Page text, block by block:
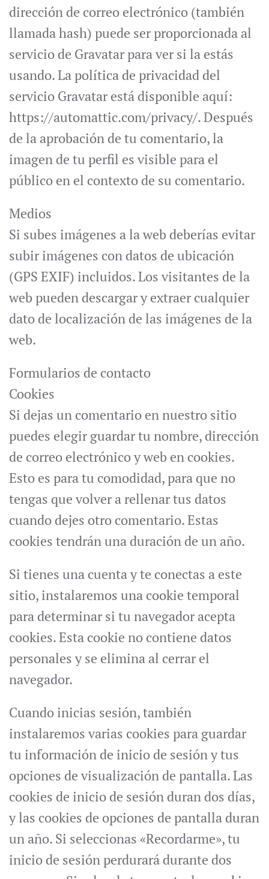
dirección de correo electrónico (también
llamada hash) puede ser proporcionada al
servicio de Gravatar para ver si la estás
usando. La política de privacidad del
servicio Gravatar está disponible aquí:
https://automattic.com/privacy/. Después
de la aprobación de tu comentario, la
imagen de tu perfil es visible para el
público en el contexto de su comentario.
Medios
Si subes imágenes a la web deberías evitar
subir imágenes con datos de ubicación
(GPS EXIF) incluidos. Los visitantes de la
web pueden descargar y extraer cualquier
dato de localización de las imágenes de la
web.
Formularios de contacto
Cookies
Si dejas un comentario en nuestro sitio
puedes elegir guardar tu nombre, dirección
de correo electrónico y web en cookies.
Esto es para tu comodidad, para que no
tengas que volver a rellenar tus datos
cuando dejes otro comentario. Estas
cookies tendrán una duración de un año.
Si tienes una cuenta y te conectas a este
sitio, instalaremos una cookie temporal
para determinar si tu navegador acepta
cookies. Esta cookie no contiene datos
personales y se elimina al cerrar el
navegador.
Cuando inicias sesión, también
instalaremos varias cookies para guardar
tu información de inicio de sesión y tus
opciones de visualización de pantalla. Las
cookies de inicio de sesión duran dos días,
y las cookies de opciones de pantalla duran
un año. Si seleccionas «Recordarme», tu
inicio de sesión perdurará durante dos